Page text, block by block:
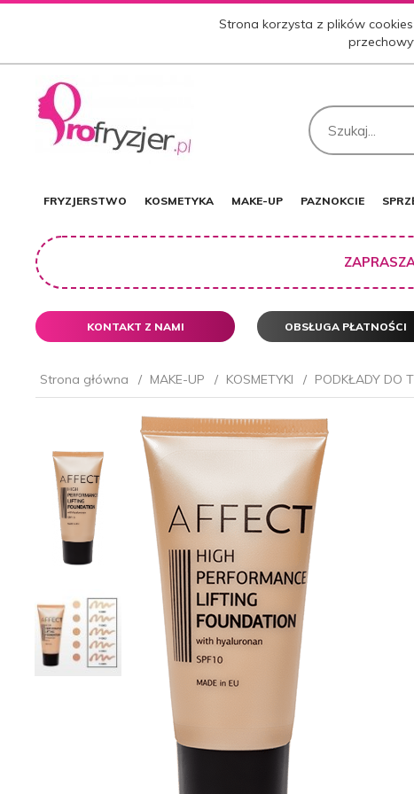
Strona korzysta z plików
FRYZJERSTWO KOSMETYKA MAKE-UP PAZNOKCIE
KONTAKT Z NAMI OBSŁUGA PŁATNOŚCI
Strona główna MAKE-UP KOSMETYKI PODKŁADY DO